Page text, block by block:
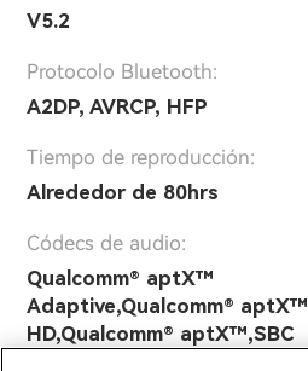
V5.2
Protocolo Bluetooth:
A2DP, AVRCP, HFP
Tiempo de reproducción:
Alrededor de 80hrs
Códecs de audio:
Qualcomm® aptX™
Adaptive,Qualcomm® aptX™
HD,Qualcomm® aptX™,SBC